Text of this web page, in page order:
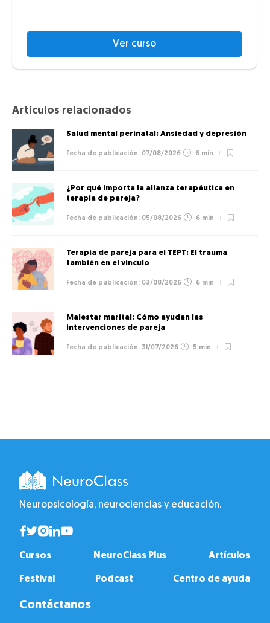
Ver curso
Artículos relacionados
Salud mental perinatal: Ansiedad y depresión
07/08/2026 6 min
¿Por qué importa la alianza terapéutica en
terapia de pareja?
05/08/2026 6 min
Terapia de pareja para el TEPT: El trauma
también en el vínculo
03/08/2026 6 min
Malestar marital: Cómo ayudan las
intervenciones de pareja
31/07/2026 5 min
Neuropsicología, neurociencias y educación.
Cursos NeuroClass Plus Artículos
Festival Podcast Centro de ayuda
Contáctanos